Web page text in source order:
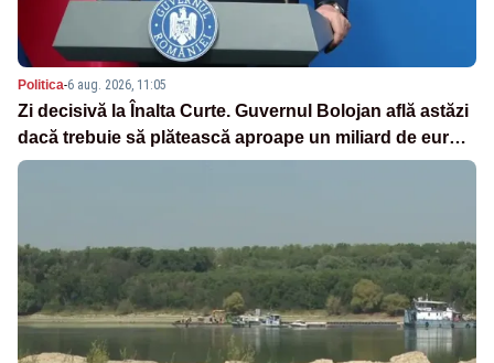
Politica-6 aug. 2026, 11:05
Zi decisivă la Înalta Curte. Guvernul Bolojan află astăzi
dacă trebuie să plătească aproape un miliard de euro
grefierilor